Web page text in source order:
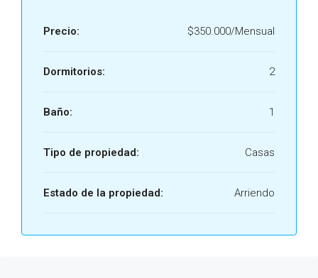
Precio: $350.000/Mensual
Dormitorios: 2
Baño: 1
Tipo de propiedad: Casas
Estado de la propiedad: Arriendo